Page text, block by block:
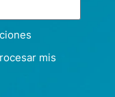
mis